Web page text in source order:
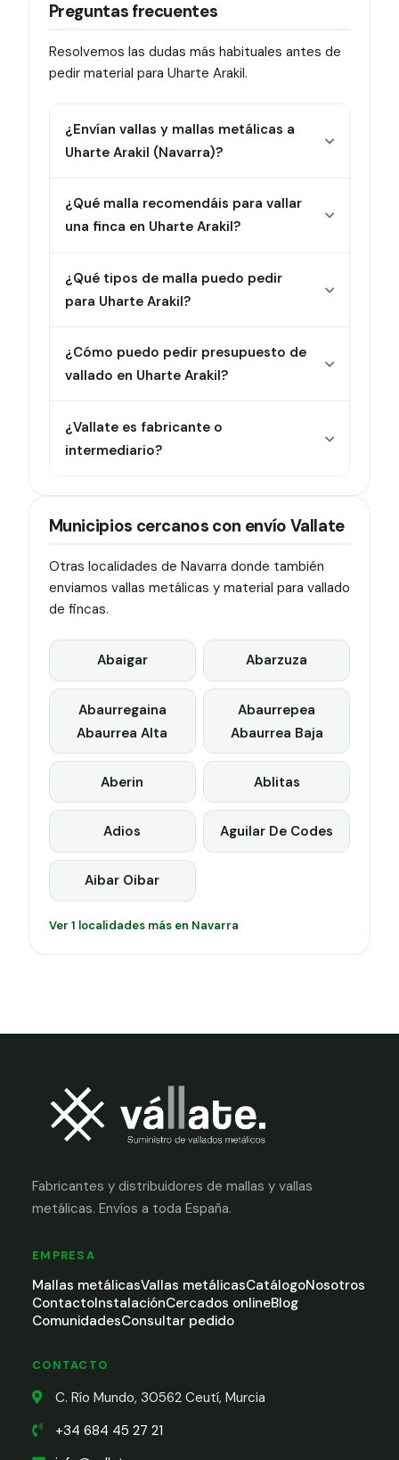
Preguntas frecuentes
Resolvemos las dudas más habituales antes de
pedir material para Uharte Arakil.
¿Envían vallas y mallas metálicas a
Uharte Arakil (Navarra)?
¿Qué malla recomendáis para vallar
una finca en Uharte Arakil?
¿Qué tipos de malla puedo pedir
para Uharte Arakil?
¿Cómo puedo pedir presupuesto de
vallado en Uharte Arakil?
¿Vallate es fabricante o
intermediario?
Municipios cercanos con envío Vallate
Otras localidades de Navarra donde también
enviamos vallas metálicas y material para vallado
de fincas.
Abaigar Abarzuza
Abaurregaina
Abaurrea Alta
Abaurrepea
Abaurrea Baja
Aberin Ablitas
Adios Aguilar De Codes
Aibar Oibar
Ver 1 localidades más en Navarra
Fabricantes y distribuidores de mallas y vallas
metálicas. Envíos a toda España.
EMPRESA
Mallas metálicasVallas metálicasCatálogoNosotros
ContactoInstalaciónCercados onlineBlog
ComunidadesConsultar pedido
CONTACTO
C. Río Mundo, 30562 Ceutí, Murcia
+34 684 45 27 21